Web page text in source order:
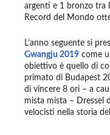
argenti e 1 bronzo tra
Record del Mondo
L’anno seguente si
Gwangju 2019 come
obiettivo è quello di
primato di Budapest
di vincere 8 ori – a
mista mista – Dressel
velocisti nella storia